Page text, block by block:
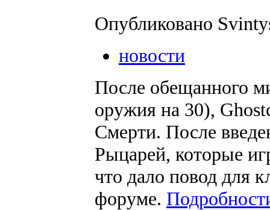
Опубликовано
новости
После обещанного
оружия на 30),
Смерти. После
Рыцарей, которые
что дало повод для
форуме.